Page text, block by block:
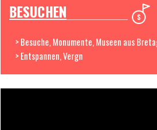
BESUCHEN
> Besuche, Monumente, Museen aus
> Entspannen, Vergn